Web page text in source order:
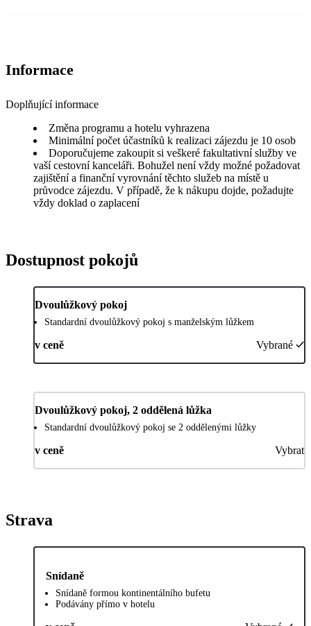
Informace
Doplňující informace
Změna programu a hotelu vyhrazena
Minimální počet účastníků k realizaci zájezdu je 10 osob
Doporučujeme zakoupit si veškeré fakultativní služby ve
vaší cestovní kanceláři. Bohužel není vždy možné požadovat
zajištění a finanční vyrovnání těchto služeb na místě u
průvodce zájezdu. V případě, že k nákupu dojde, požadujte
vždy doklad o zaplacení
Dostupnost pokojů
Dvoulůžkový pokoj
Standardní dvoulůžkový pokoj s manželským lůžkem
v ceně Vybrané
Dvoulůžkový pokoj, 2 oddělená lůžka
Standardní dvoulůžkový pokoj se 2 oddělenými lůžky
v ceně Vybrat
Strava
Snídaně
Snídaně formou kontinentálního bufetu
Podávány přímo v hotelu